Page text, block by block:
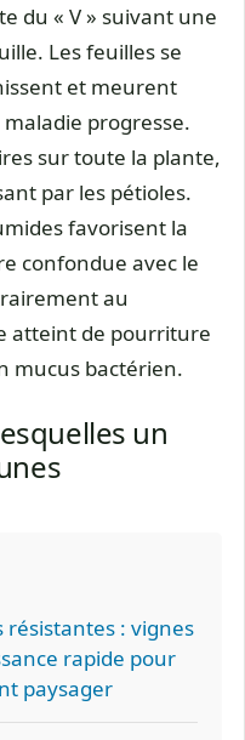
du « V » suivant une
Les feuilles se
et meurent
progresse.
sur toute la plante,
par les pétioles.
favorisent la
confondue avec le
au
atteint de pourriture
mucus bactérien.
un
résistantes : vignes
rapide pour
paysager